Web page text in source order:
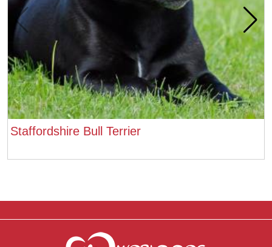
Staffordshire Bull Terrier